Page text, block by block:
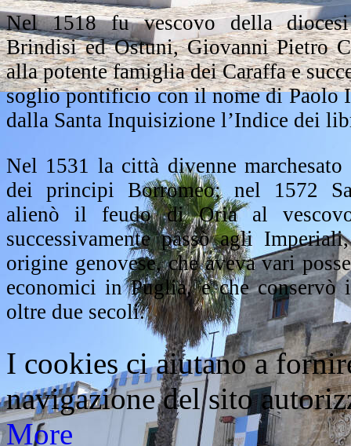
Nel 1518 fu vescovo della
Brindisi ed Ostuni, Giovanni Pietro
alla potente famiglia dei Caraffa e
soglio pontificio con il nome di Paolo
dalla Santa Inquisizione l’Indice dei
Nel 1531 la città divenne
dei principi Borromeo; nel 1572
alienò il feudo di Oria al
successivamente passò agli
origine genovese, che aveva vari
economici in Puglia, e che
oltre due secoli.
I cookies ci aiutano a
navigazione del sito
More